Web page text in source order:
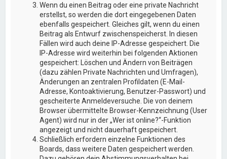
Wenn du einen Beitrag oder eine private Nachricht
erstellst, so werden die dort eingegebenen Daten
ebenfalls gespeichert. Gleiches gilt, wenn du einen
Beitrag als Entwurf zwischenspeicherst. In diesen
Fällen wird auch deine IP-Adresse gespeichert. Die
IP-Adresse wird weiterhin bei folgenden Aktionen
gespeichert: Löschen und Ändern von Beiträgen
(dazu zählen Private Nachrichten und Umfragen),
Änderungen an zentralen Profildaten (E-Mail-
Adresse, Kontoaktivierung, Benutzer-Passwort) und
gescheiterte Anmeldeversuche. Die von deinem
Browser übermittelte Browser-Kennzeichnung (User
Agent) wird nur in der „Wer ist online?“-Funktion
angezeigt und nicht dauerhaft gespeichert.
Schließlich erfordern einzelne Funktionen des
Boards, dass weitere Daten gespeichert werden.